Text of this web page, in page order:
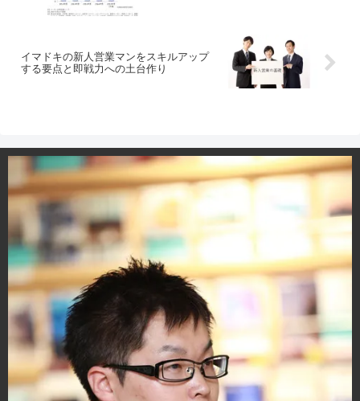
イマドキの新人営業マンをスキルアップ
する要点と即戦力への土台作り